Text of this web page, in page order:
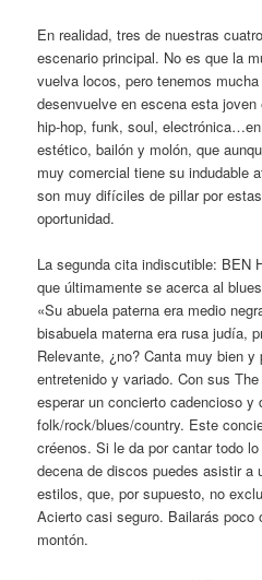
En realidad, tres de nuestras
escenario principal. No es que la
vuelva locos, pero tenemos
desenvuelve en escena esta
hip-hop, funk, soul,
estético, bailón y molón, que
muy comercial tiene su indudable
son muy difíciles de pillar por
oportunidad.
La segunda cita indiscutible: BEN
que últimamente se acerca al
«Su abuela paterna era medio
bisabuela materna era rusa judía,
Relevante, ¿no? Canta muy bien
entretenido y variado. Con sus
esperar un concierto cadencioso
folk/rock/blues/country. Este
créenos. Si le da por cantar todo
decena de discos puedes asistir a
estilos, que, por supuesto, no
Acierto casi seguro. Bailarás poco
montón.